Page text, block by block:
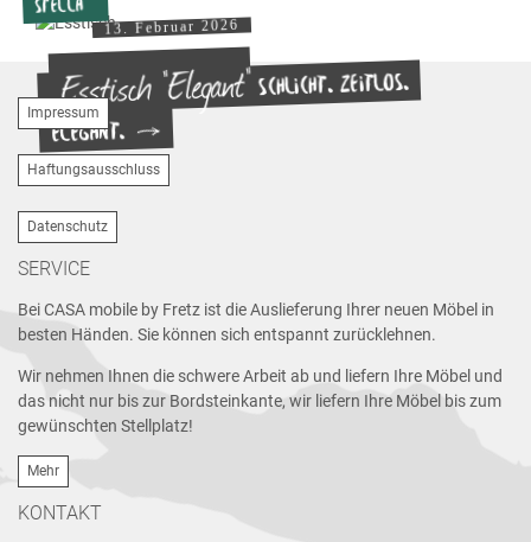
13. Februar 2026
Esstisch "Elegant"Schlicht. Zeitlos.
Elegant.
Impressum
Haftungsausschluss
Datenschutz
SERVICE
Bei CASA mobile by Fretz ist die Auslieferung Ihrer neuen Möbel in
besten Händen. Sie können sich entspannt zurücklehnen.
Wir nehmen Ihnen die schwere Arbeit ab und liefern Ihre Möbel und
das nicht nur bis zur Bordsteinkante, wir liefern Ihre Möbel bis zum
gewünschten Stellplatz!
Mehr
KONTAKT